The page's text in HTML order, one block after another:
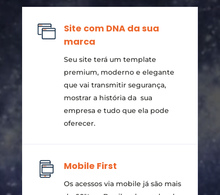
Site com DNA da sua
marca
Seu site terá um template
premium, moderno e elegante
que vai transmitir segurança,
mostrar a história da sua
empresa e tudo que ela pode
oferecer.
Mobile First
Os acessos via mobile já são mais